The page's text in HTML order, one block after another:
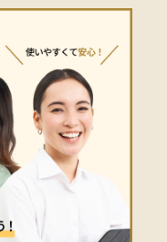
たズレを修正
ターゲット自
半年や１年ご
いう位置づけ
ンは「ターゲ
し、ポートフ
意思決定であ
ションは“再
ターン
、運用
には、
率を維
、リス
いの下落まで
分のリスク許
です。 年齢、収入、資産の状況、投資経
験、投資の目
異なり、リス
動の大きい商
い人は安定性
心です。自分
解することで